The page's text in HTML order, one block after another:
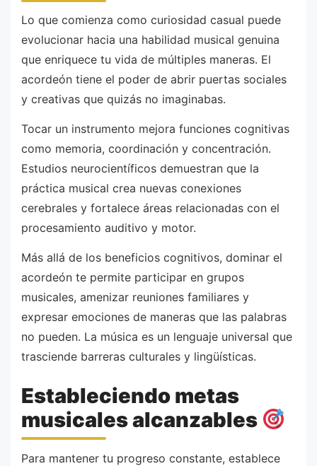
Lo que comienza como curiosidad casual puede
evolucionar hacia una habilidad musical genuina
que enriquece tu vida de múltiples maneras. El
acordeón tiene el poder de abrir puertas sociales
y creativas que quizás no imaginabas.
Tocar un instrumento mejora funciones cognitivas
como memoria, coordinación y concentración.
Estudios neurocientíficos demuestran que la
práctica musical crea nuevas conexiones
cerebrales y fortalece áreas relacionadas con el
procesamiento auditivo y motor.
Más allá de los beneficios cognitivos, dominar el
acordeón te permite participar en grupos
musicales, amenizar reuniones familiares y
expresar emociones de maneras que las palabras
no pueden. La música es un lenguaje universal que
trasciende barreras culturales y lingüísticas.
Estableciendo metas
musicales alcanzables
Para mantener tu progreso constante, establece